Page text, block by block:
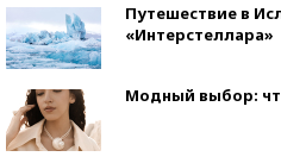
Путешествие в
«Интерстеллара»
Модный выбор: